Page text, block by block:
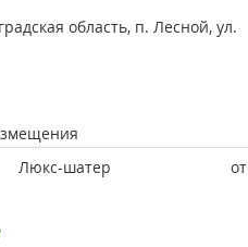
область, п. Лесной, ул.
Люкс-шатер от